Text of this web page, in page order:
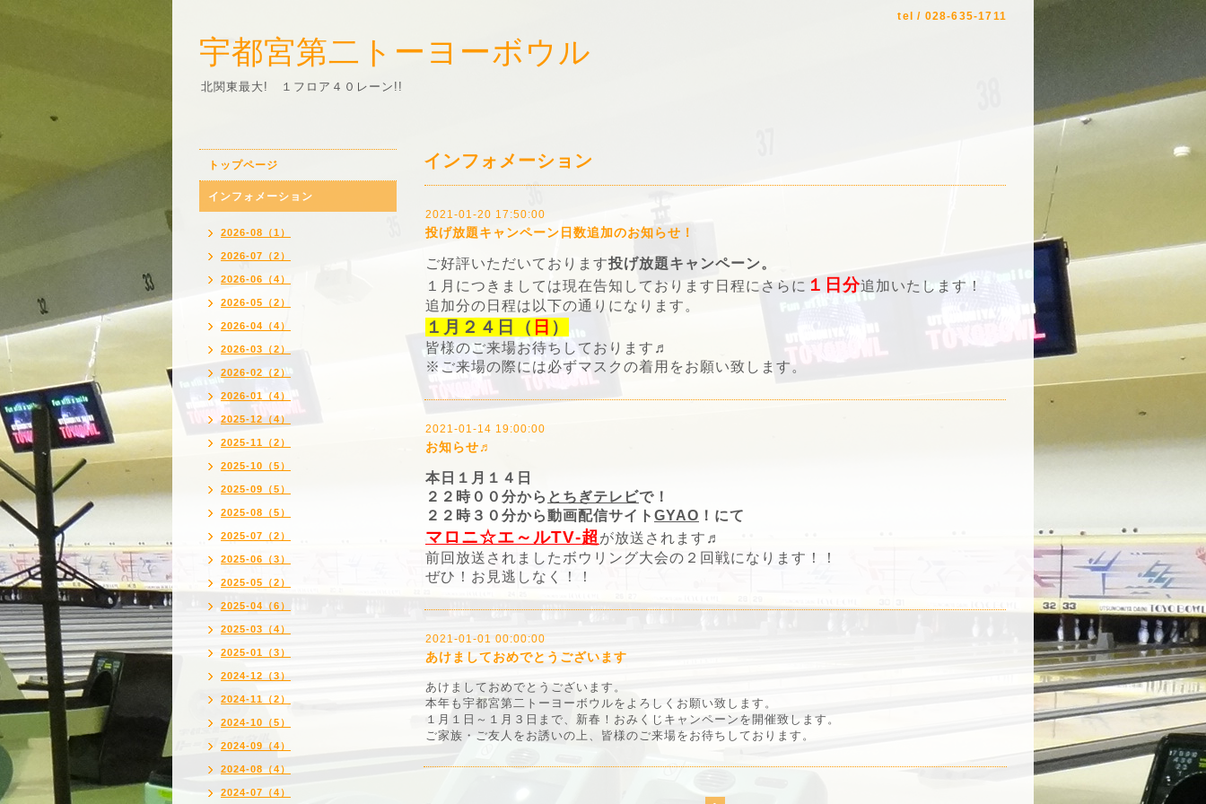
tel / 028-635-1711
宇都宮第二トーヨーボウル
北関東最大! １フロア４０レーン!!
インフォメーション
2021-01-20 17:50:00
投げ放題キャンペーン日数追加のお知らせ！
ご好評いただいております投げ放題キャンペーン。
１月につきましては現在告知しております日程にさらに １日分追加いたします！
追加分の日程は以下の通りになります。
１月２４日（ 日 ）
皆様のご来場お待ちしております♬
※ご来場の際には必ずマスクの着用をお願い致します。
2021-01-14 19:00:00
お知らせ♬
本日１月１４日
２２時００分から とちぎテレビで！
２２時３０分から動画配信サイト GYAO ！にて
マロニ☆エ～ルTV‐超が放送されます♬
前回放送されましたボウリング大会の２回戦になります！！
ぜひ！お見逃しなく！！
2021-01-01 00:00:00
あけましておめでとうございます
あけましておめでとうございます。
本年も宇都宮第二トーヨーボウルをよろしくお願い致します。
１月１日～１月３日まで、新春！おみくじキャンペーンを開催致します。
ご家族・ご友人をお誘いの上、皆様のご来場をお待ちしております。
トップページ
インフォメーション
2026-08（1）
2026-07（2）
2026-06（4）
2026-05（2）
2026-04（4）
2026-03（2）
2026-02（2）
2026-01（4）
2025-12（4）
2025-11（2）
2025-10（5）
2025-09（5）
2025-08（5）
2025-07（2）
2025-06（3）
2025-05（2）
2025-04（6）
2025-03（4）
2025-01（3）
2024-12（3）
2024-11（2）
2024-10（5）
2024-09（4）
2024-08（4）
2024-07（4）